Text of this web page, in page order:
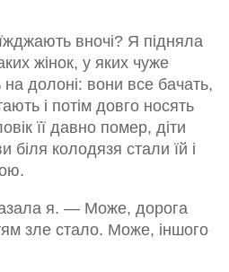
вночі? Я підняла
жінок, у яких чуже
долоні: вони все бачать,
і потім довго носять
її давно помер, діти
біля колодязя стали їй і
я. — Може, дорога
зле стало. Може, іншого